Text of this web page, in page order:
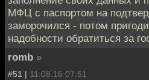
МФЦ с паспортом на
заморочился - потом
надобности обратиться за
romb »
#51 | 11.08.16 07:51